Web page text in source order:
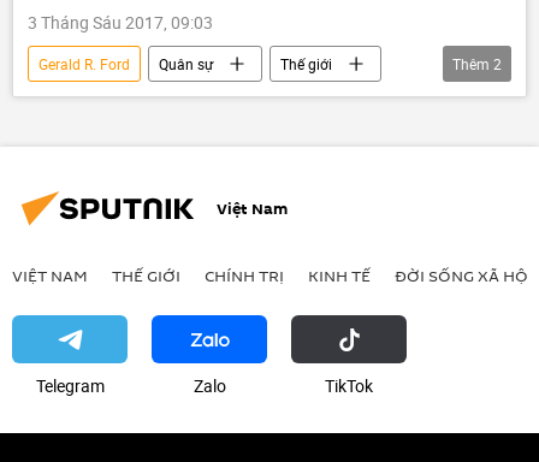
3 Tháng Sáu 2017, 09:03
Gerald R. Ford Quân sự
Thế giới
Quan điểm-Ý kiến
Việt Nam
Thêm 2
Việt Nam
VIỆT NAM THẾ GIỚI CHÍNH TRỊ KINH TẾ ĐỜI SỐNG XÃ HỘI
Telegram Zalo ТikТоk